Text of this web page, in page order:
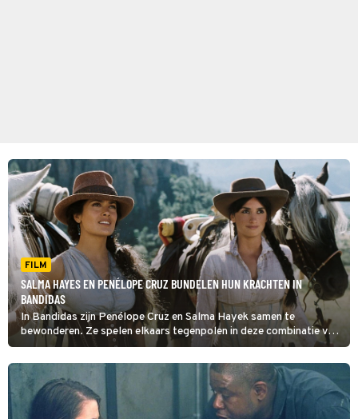
FILM
SALMA HAYES EN PENÉLOPE CRUZ BUNDELEN HUN KRACHTEN IN
BANDIDAS
In Bandidas zijn Penélope Cruz en Salma Hayek samen te
bewonderen. Ze spelen elkaars tegenpolen in deze combinatie van
actiekomedie en western.